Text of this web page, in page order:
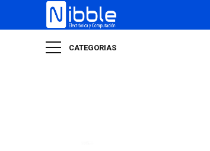
CATEGORIAS